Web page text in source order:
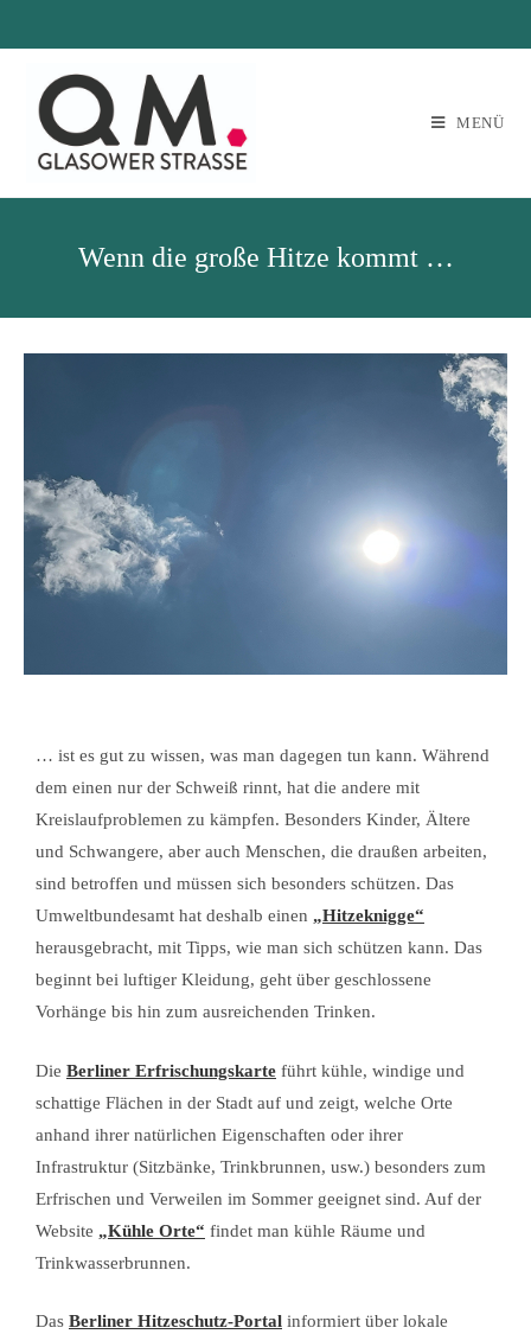
MENÜ
Wenn die große Hitze kommt …
… ist es gut zu wissen, was man dagegen tun kann. Während
dem einen nur der Schweiß rinnt, hat die andere mit
Kreislaufproblemen zu kämpfen. Besonders Kinder, Ältere
und Schwangere, aber auch Menschen, die draußen arbeiten,
sind betroffen und müssen sich besonders schützen. Das
Umweltbundesamt hat deshalb einen „Hitzeknigge“
herausgebracht, mit Tipps, wie man sich schützen kann. Das
beginnt bei luftiger Kleidung, geht über geschlossene
Vorhänge bis hin zum ausreichenden Trinken.
Die Berliner Erfrischungskarte führt kühle, windige und
schattige Flächen in der Stadt auf und zeigt, welche Orte
anhand ihrer natürlichen Eigenschaften oder ihrer
Infrastruktur (Sitzbänke, Trinkbrunnen, usw.) besonders zum
Erfrischen und Verweilen im Sommer geeignet sind. Auf der
Website „Kühle Orte“ findet man kühle Räume und
Trinkwasserbrunnen.
Das Berliner Hitzeschutz-Portal informiert über lokale